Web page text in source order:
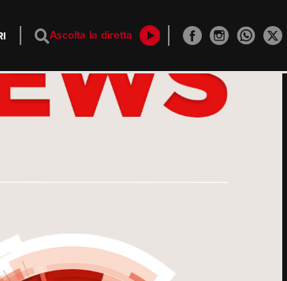
Ascolta la diretta